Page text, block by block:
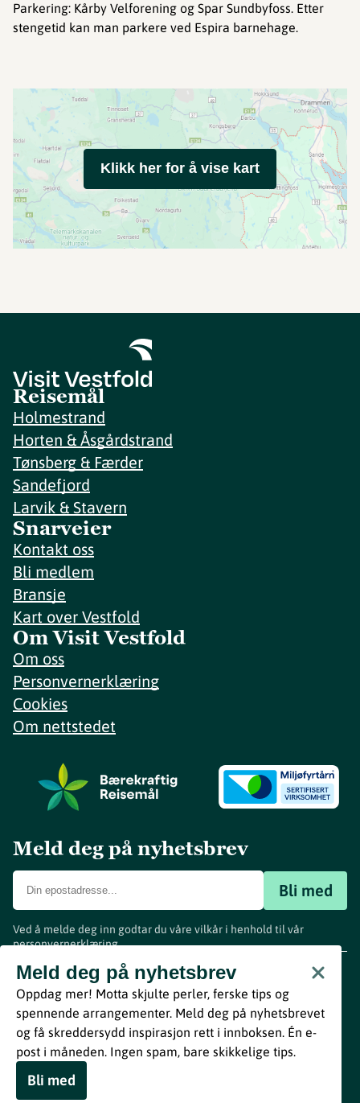
Parkering: Kårby Velforening og Spar Sundbyfoss. Etter
stengetid kan man parkere ved Espira barnehage.
Klikk her for å vise kart
Reisemål
Holmestrand
Horten & Åsgårdstrand
Tønsberg & Færder
Sandefjord
Larvik & Stavern
Snarveier
Kontakt oss
Bli medlem
Bransje
Kart over Vestfold
Om Visit Vestfold
Om oss
Personvernerklæring
Cookies
Om nettstedet
Meld deg på nyhetsbrev
Bli med
Ved å melde deg inn godtar du våre vilkår i henhold til vår
personvernerklæring.
Meld deg på nyhetsbrev
Oppdag mer! Motta skjulte perler, ferske tips og
spennende arrangementer. Meld deg på nyhetsbrevet
og få skreddersydd inspirasjon rett i innboksen. Én e-
post i måneden. Ingen spam, bare skikkelige tips.
Bli med
www.visitvestfold.com
Turistinformasjon
Vestfold Fylkeskommune
ByBreakfast